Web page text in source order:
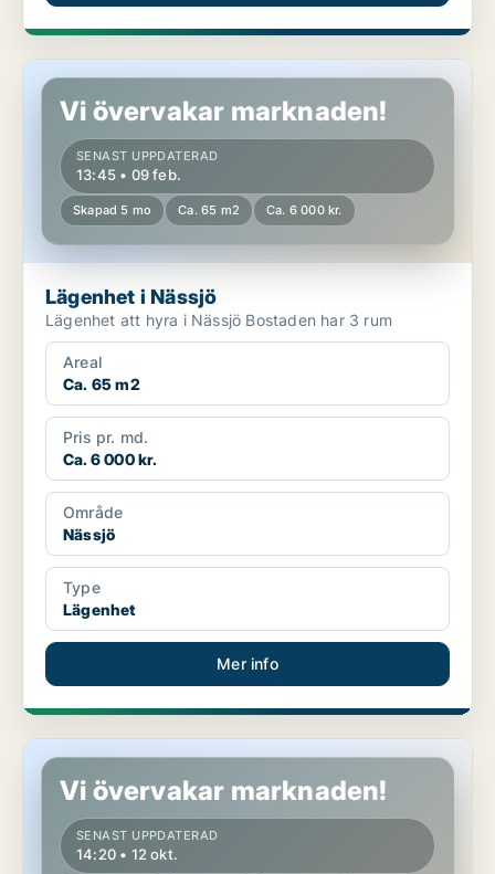
Lägenhet i Nässjö
Vi övervakar marknaden!
SENAST UPPDATERAD
13:45 • 09 feb.
Skapad 5 mo Ca. 65 m2 Ca. 6 000 kr.
Lägenhet i Nässjö
Lägenhet att hyra i Nässjö Bostaden har 3 rum
Areal
Ca. 65 m2
Pris pr. md.
Ca. 6 000 kr.
Område
Nässjö
Type
Lägenhet
Mer info
Lägenhet i Nässjö
Vi övervakar marknaden!
SENAST UPPDATERAD
14:20 • 12 okt.